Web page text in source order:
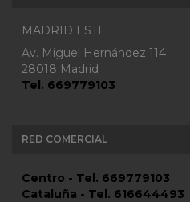
MADRID ESTE
Av. Miguel Hernández 114
28018 Madrid
Tel. 669779103
RED COMERCIAL
Centro - Tel. 669779103
Cataluña - Tel. 616644493